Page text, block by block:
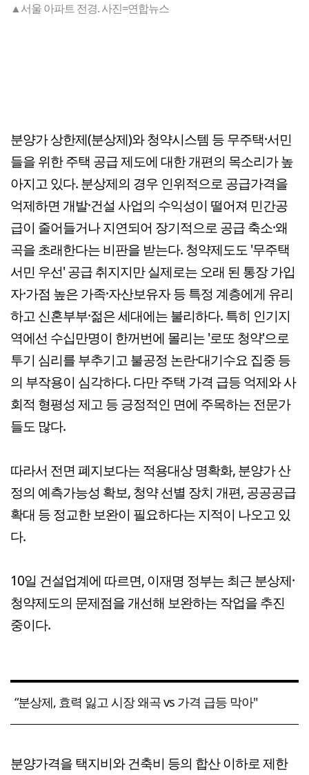
▲서울 아파트 전경. 사진=연합뉴스
분양가 상한제(분상제)와 청약시스템 등 무주택·서민
들을 위한 주택 공급 제도에 대한 개편의 목소리가 높
아지고 있다. 분상제의 경우 인위적으로 공급가격을
억제하면 개발·건설 사업의 수익성이 떨어져 민간공
급이 줄어들거나 지연되어 장기적으로 공급 축소·왜
곡을 초래한다는 비판을 받는다. 청약제도도 '무주택
서민 우선' 공급 취지지만 실제로는 오래 된 통장 가입
자·가점 높은 가족·자산보유자 등 특정 계층에게 유리
하고 신혼부부·젊은 세대에는 불리하다. 특히 인기지
역에선 수십만명이 한꺼번에 몰리는 '로또 청약'으로
투기 심리를 부추기고 불공정 논란·대기수요 집중 등
의 부작용이 심각하다. 다만 주택 가격 급등 억제와 사
회적 형평성 제고 등 긍정적인 면에 주목하는 전문가
들도 많다.
따라서 전면 폐지보다는 적용대상 명확화, 분양가 산
정의 예측가능성 확보, 청약 선별 장치 개편, 공공공급
확대 등 정교한 보완이 필요하다는 지적이 나오고 있
다.
10일 건설업계에 따르면, 이재명 정부는 최근 분상제·
청약제도의 문제점을 개선해 보완하는 작업을 추진
중이다.
“분상제, 효력 잃고 시장 왜곡 vs 가격 급등 막아"
분양가격을 택지비와 건축비 등의 합산 이하로 제한